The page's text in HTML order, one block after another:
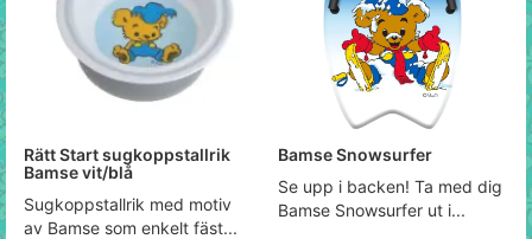
Rätt Start sugkoppstallrik
Bamse vit/blå
Sugkoppstallrik med motiv
av Bamse som enkelt fäst...
Bamse Snowsurfer
Se upp i backen! Ta med dig
Bamse Snowsurfer ut i...